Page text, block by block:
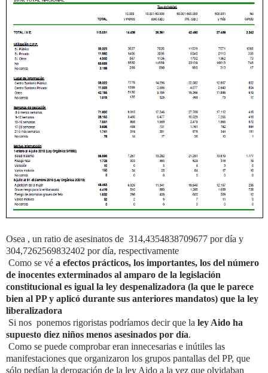
Osea , un ratio de asesinatos de 314,4354838709677 por día y
304,7262569832402 por día, respectivamente
Como se vé a efectos prácticos, los importantes, los del número
de inocentes exterminados al amparo de la legislación
constitucional es igual la ley despenalizadora (la que le parece
bien al PP y aplicó durante sus anteriores mandatos) que la ley
liberalizadora
Si nos ponemos rigoristas podríamos decir que la ley Aido ha
supuesto diez niños menos asesinados por día.
Como se puede comprobar eran innecesarias e inútiles las
manifestaciones que organizaron los grupos pantallas del PP, que
sólo pedían la derogación de la ley Aido a la vez que olvidaban